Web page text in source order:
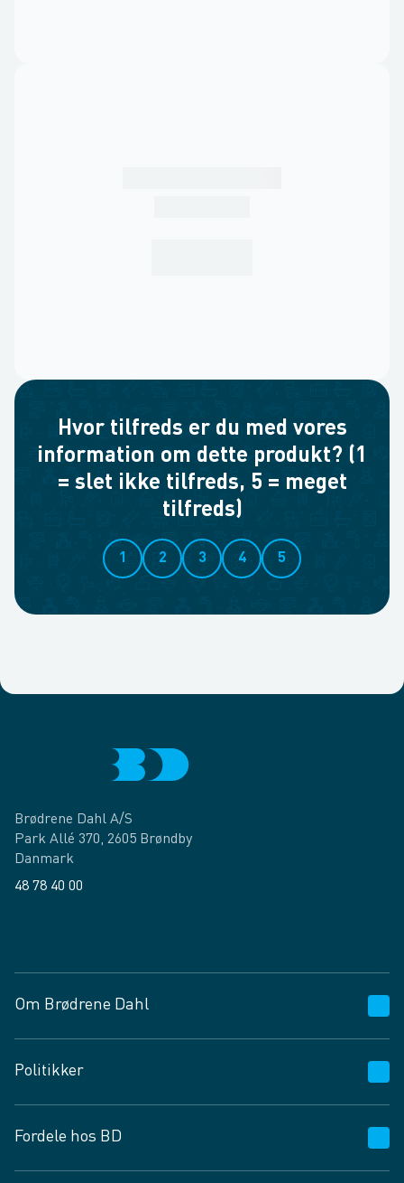
Hvor tilfreds er du med vores
information om dette produkt? (1
= slet ikke tilfreds, 5 = meget
tilfreds)
1 2 3 4 5
Brødrene Dahl A/S
Park Allé 370, 2605 Brøndby
Danmark
48 78 40 00
Om Brødrene Dahl
Vagttelefon 30 10 89 89
Spørgsmål og svar
Job og karriere
Fødevarekontrolrapport
Politikker
Privatlivspolitik
Cookies
Fordele hos BD